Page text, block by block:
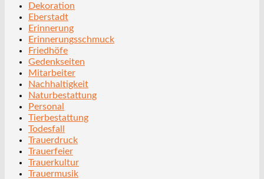
Dekoration
Eberstadt
Erinnerung
Erinnerungsschmuck
Friedhöfe
Gedenkseiten
Mitarbeiter
Nachhaltigkeit
Naturbestattung
Personal
Tierbestattung
Todesfall
Trauerdruck
Trauerfeier
Trauerkultur
Trauermusik